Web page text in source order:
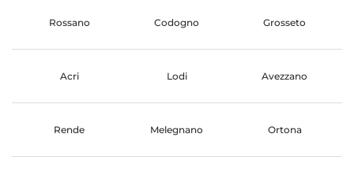
Rossano Codogno Grosseto
Acri Lodi Avezzano
Rende Melegnano Ortona